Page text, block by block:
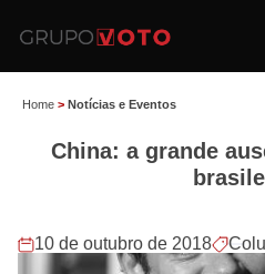
Home > Notícias e Eventos
China: a grande
10 de outubro de 2018